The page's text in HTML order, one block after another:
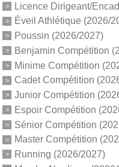
Licence Dirigeant/
Éveil Athlétique (2026/
Poussin (2026/2027)
Benjamin Compétition
Minime Compétition
Cadet Compétition
Junior Compétition
Espoir Compétition
Sénior Compétition
Master Compétition
Running (2026/2027)